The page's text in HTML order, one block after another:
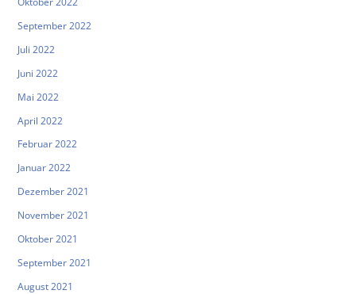
September 2022
Juli 2022
Juni 2022
Mai 2022
April 2022
Februar 2022
Januar 2022
Dezember 2021
November 2021
Oktober 2021
September 2021
August 2021